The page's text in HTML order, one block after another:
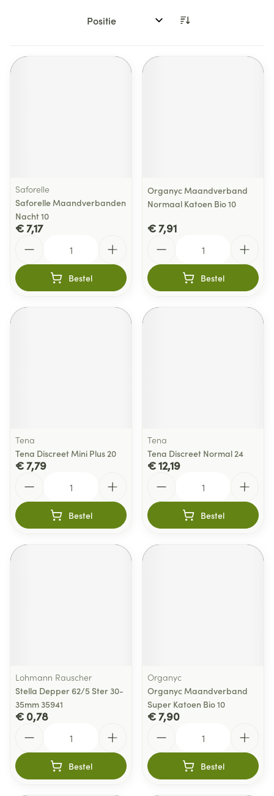
Sorteer op:
Saforelle
Saforelle Maandverbanden
Nacht 10
€ 7,17
Bestel
Organyc Maandverband
Normaal Katoen Bio 10
€ 7,91
Bestel
Tena
Tena Discreet Mini Plus 20
€ 7,79
Bestel
Tena
Tena Discreet Normal 24
€ 12,19
Bestel
Lohmann Rauscher
Stella Depper 62/5 Ster 30-
35mm 35941
€ 0,78
Bestel
Organyc
Organyc Maandverband
Super Katoen Bio 10
€ 7,90
Bestel